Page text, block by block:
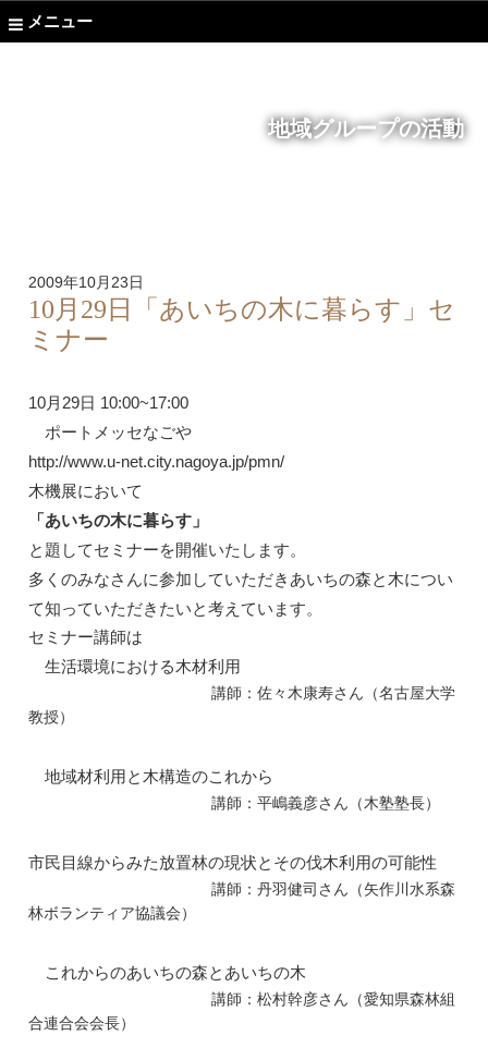
メニュー
地域グループの活動
2009年10月23日
10月29日「あいちの木に暮らす」セ
ミナー
10月29日 10:00~17:00
ポートメッセなごや
http://www.u-net.city.nagoya.jp/pmn/
木機展において
「あいちの木に暮らす」
と題してセミナーを開催いたします。
多くのみなさんに参加していただきあいちの森と木につい
て知っていただきたいと考えています。
セミナー講師は
生活環境における木材利用
講師：佐々木康寿さん（名古屋大学
教授）
地域材利用と木構造のこれから
講師：平嶋義彦さん（木塾塾長）
市民目線からみた放置林の現状とその伐木利用の可能性
講師：丹羽健司さん（矢作川水系森
林ボランティア協議会）
これからのあいちの森とあいちの木
講師：松村幹彦さん（愛知県森林組
合連合会会長）